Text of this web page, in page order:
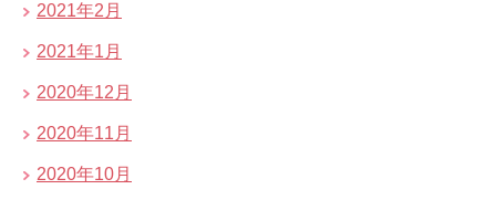
2021年2月
2021年1月
2020年12月
2020年11月
2020年10月